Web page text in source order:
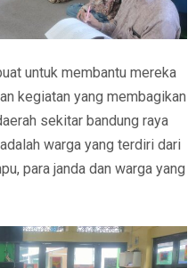
untuk membantu mereka
kegiatan yang membagikan
sekitar bandung raya
warga yang terdiri dari
para janda dan warga yang